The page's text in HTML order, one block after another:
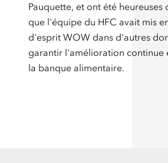
Pauquette, et ont été
que l'équipe du HFC avait mis
d'esprit WOW dans d'autres
garantir l'amélioration continue
la banque alimentaire.